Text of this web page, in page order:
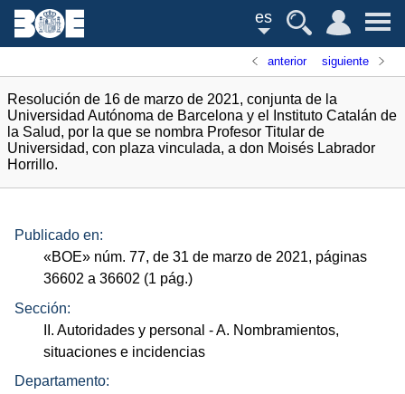
es
anterior siguiente
Resolución de 16 de marzo de 2021, conjunta de la
Universidad Autónoma de Barcelona y el Instituto Catalán de
la Salud, por la que se nombra Profesor Titular de
Universidad, con plaza vinculada, a don Moisés Labrador
Horrillo.
Publicado en:
«BOE» núm. 77, de 31 de marzo de 2021, páginas
36602 a 36602 (1 pág.)
Sección:
II. Autoridades y personal - A. Nombramientos,
situaciones e incidencias
Departamento: